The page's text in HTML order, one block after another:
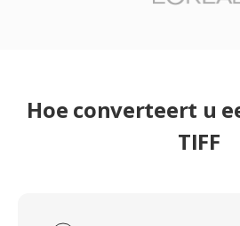
Hoe converteert u
TIFF